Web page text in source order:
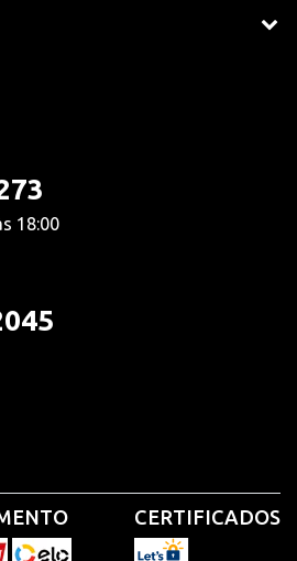
18:00
CERTIFICADOS